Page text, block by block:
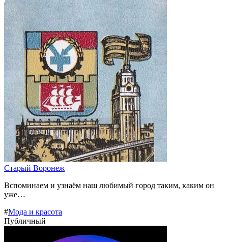
Старый Воронеж
Вспоминаем и узнаём наш любимый город таким, каким он
уже…
#Мода и красота
Публичный